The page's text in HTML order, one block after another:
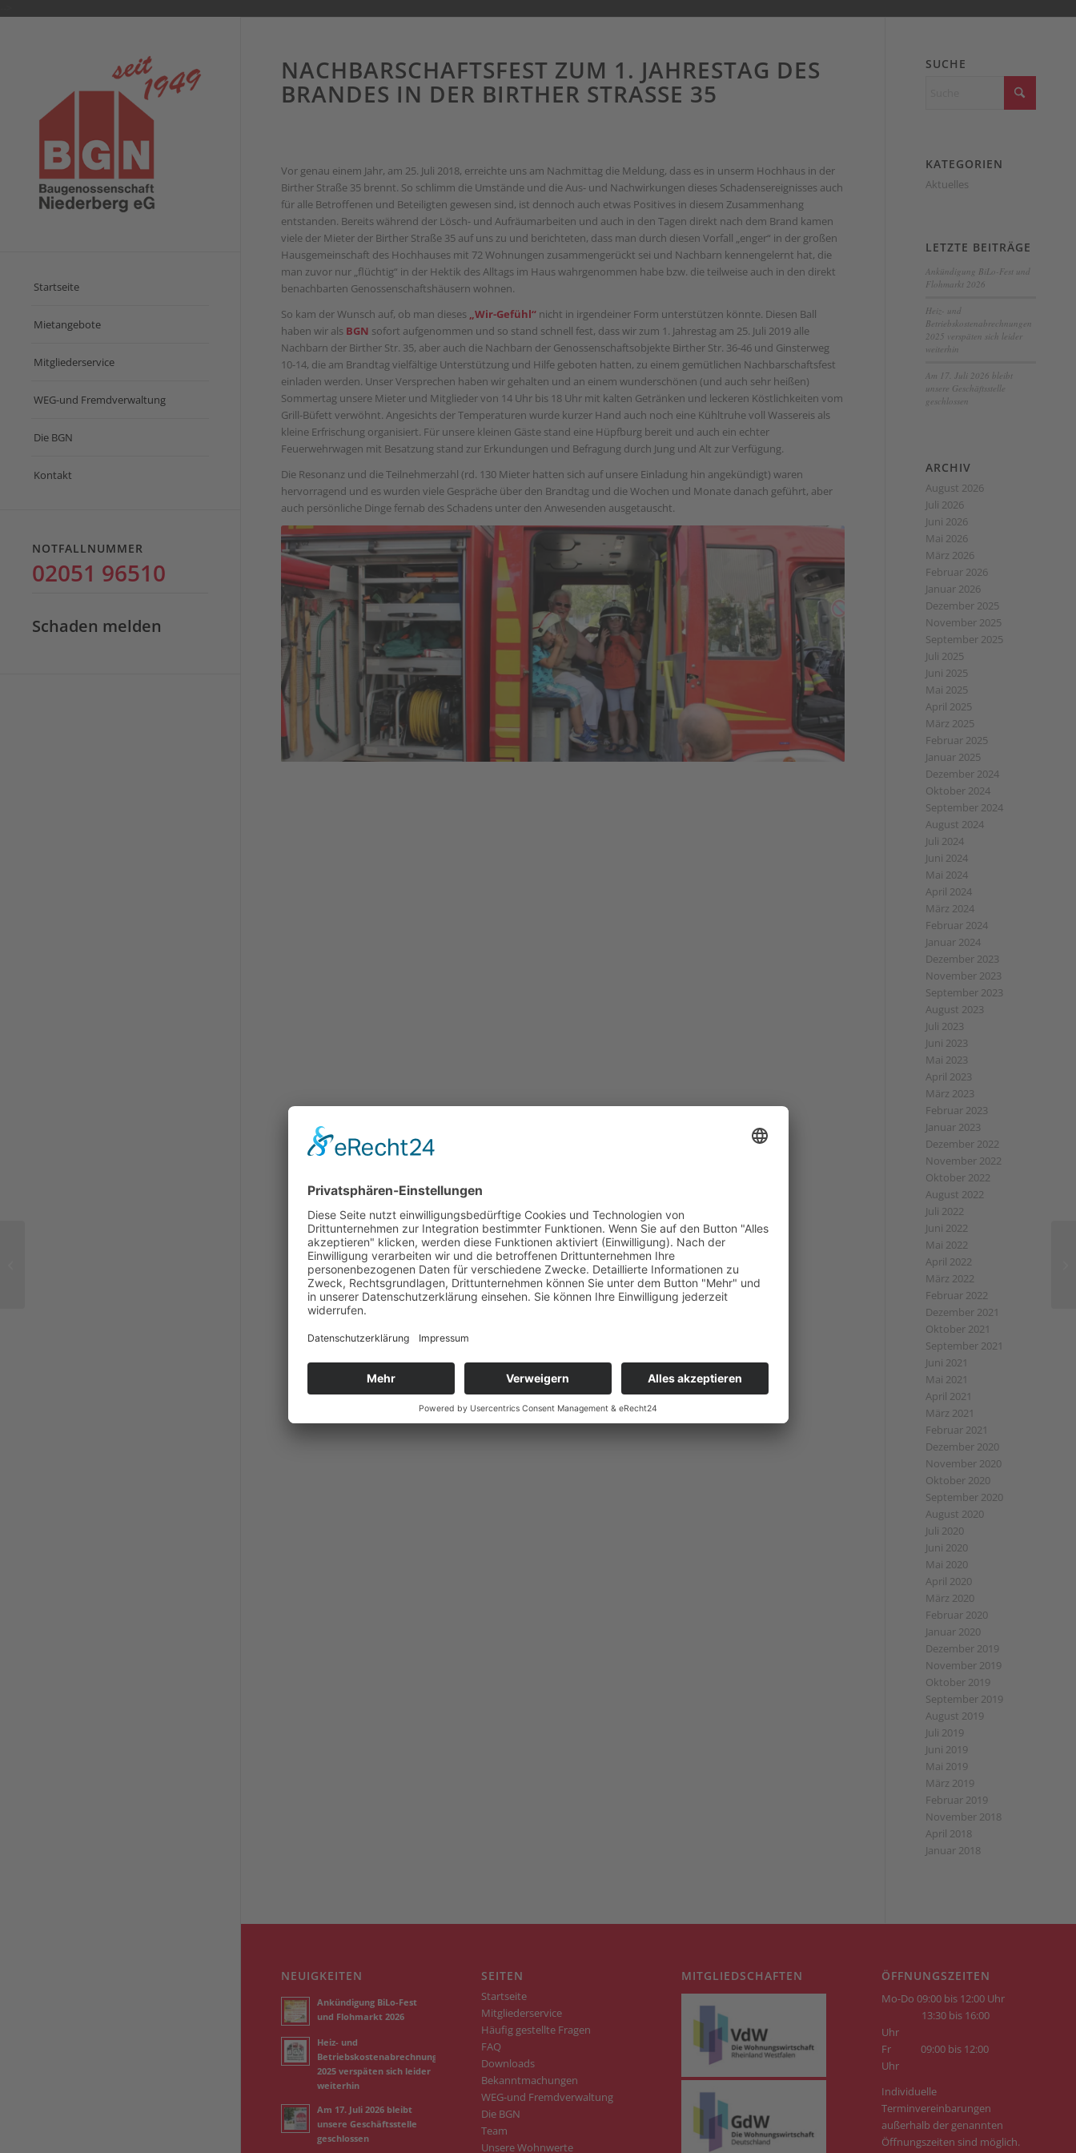
Startseite
Mietangebote
Mitgliederservice
WEG-und Fremdverwaltung
Die BGN
Kontakt
NOTFALLNUMMER
02051 96510
Schaden melden
NACHBARSCHAFTSFEST ZUM 1. JAHRESTAG DES
BRANDES IN DER BIRTHER STRASSE 35
Vor genau einem Jahr, am 25. Juli 2018, erreichte uns am Nachmittag die Meldung, dass es in unserm Hochhaus in der
Birther Straße 35 brennt. So schlimm die Umstände und die Aus- und Nachwirkungen dieses Schadensereignisses auch
für alle Betroffenen und Beteiligten gewesen sind, ist dennoch auch etwas Positives in diesem Zusammenhang
entstanden. Bereits während der Lösch- und Aufräumarbeiten und auch in den Tagen direkt nach dem Brand kamen
viele der Mieter der Birther Straße 35 auf uns zu und berichteten, dass man durch diesen Vorfall „enger“ in der großen
Hausgemeinschaft des Hochhauses mit 72 Wohnungen zusammengerückt sei und Nachbarn kennengelernt hat, die
man zuvor nur „flüchtig“ in der Hektik des Alltags im Haus wahrgenommen habe bzw. die teilweise auch in den direkt
benachbarten Genossenschaftshäusern wohnen.
So kam der Wunsch auf, ob man dieses „Wir-Gefühl“ nicht in irgendeiner Form unterstützen könnte. Diesen Ball
haben wir als BGN sofort aufgenommen und so stand schnell fest, dass wir zum 1. Jahrestag am 25. Juli 2019 alle
Nachbarn der Birther Str. 35, aber auch die Nachbarn der Genossenschaftsobjekte Birther Str. 36-46 und Ginsterweg
10-14, die am Brandtag vielfältige Unterstützung und Hilfe geboten hatten, zu einem gemütlichen Nachbarschaftsfest
einladen werden. Unser Versprechen haben wir gehalten und an einem wunderschönen (und auch sehr heißen)
Sommertag unsere Mieter und Mitglieder von 14 Uhr bis 18 Uhr mit kalten Getränken und leckeren Köstlichkeiten vom
Grill-Büfett verwöhnt. Angesichts der Temperaturen wurde kurzer Hand auch noch eine Kühltruhe voll Wassereis als
kleine Erfrischung organisiert. Für unsere kleinen Gäste stand eine Hüpfburg bereit und auch ein echter
Feuerwehrwagen mit Besatzung stand zur Erkundungen und Befragung durch Jung und Alt zur Verfügung.
Die Resonanz und die Teilnehmerzahl (rd. 130 Mieter hatten sich auf unsere Einladung hin angekündigt) waren
hervorragend und es wurden viele Gespräche über den Brandtag und die Wochen und Monate danach geführt, aber
auch persönliche Dinge fernab des Schadens unter den Anwesenden ausgetauscht.
SUCHE
KATEGORIEN
Aktuelles
LETZTE BEITRÄGE
Ankündigung BiLo-Fest und
Flohmarkt 2026
Heiz- und
Betriebskostenabrechnungen
2025 verspäten sich leider
weiterhin
Am 17. Juli 2026 bleibt
unsere Geschäftsstelle
geschlossen
ARCHIV
August 2026
Juli 2026
Juni 2026
Mai 2026
März 2026
Februar 2026
Januar 2026
Dezember 2025
November 2025
September 2025
Juli 2025
Juni 2025
Mai 2025
April 2025
März 2025
Februar 2025
Januar 2025
Dezember 2024
Oktober 2024
September 2024
August 2024
Juli 2024
Juni 2024
Mai 2024
April 2024
März 2024
Februar 2024
Januar 2024
Dezember 2023
November 2023
September 2023
August 2023
Juli 2023
Juni 2023
Mai 2023
April 2023
März 2023
Februar 2023
Januar 2023
Dezember 2022
November 2022
Oktober 2022
August 2022
Juli 2022
Juni 2022
Mai 2022
April 2022
März 2022
Februar 2022
Dezember 2021
Oktober 2021
September 2021
Juni 2021
Mai 2021
April 2021
März 2021
Februar 2021
Dezember 2020
November 2020
Oktober 2020
September 2020
August 2020
Juli 2020
Juni 2020
Mai 2020
April 2020
März 2020
Februar 2020
Januar 2020
Dezember 2019
November 2019
Oktober 2019
September 2019
August 2019
Juli 2019
Juni 2019
Mai 2019
März 2019
Februar 2019
November 2018
April 2018
Januar 2018
NEUIGKEITEN
Ankündigung BiLo-Fest
und Flohmarkt 2026
Heiz- und
Betriebskostenabrechnungen
2025 verspäten sich leider
weiterhin
Am 17. Juli 2026 bleibt
unsere Geschäftsstelle
geschlossen
SEITEN
Startseite
Mitgliederservice
Häufig gestellte Fragen
FAQ
Downloads
Bekanntmachungen
WEG-und Fremdverwaltung
Die BGN
Team
Unsere Wohnwerte
MITGLIEDSCHAFTEN ÖFFNUNGSZEITEN
Mo-Do 09:00 bis 12:00 Uhr
13:30 bis 16:00
Uhr
Fr
09:00 bis 12:00
Uhr
Individuelle
Terminvereinbarungen
außerhalb der genannten
Öffnungszeiten sind möglich.